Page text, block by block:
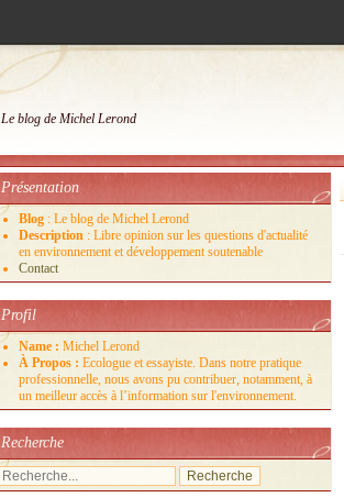
Le blog de Michel Lerond
Présentation
Blog : Le blog de Michel Lerond
Description : Libre opinion sur les questions d'actualité
en environnement et développement soutenable
Contact
Profil
Name : Michel Lerond
À Propos : Ecologue et essayiste. Dans notre pratique
professionnelle, nous avons pu contribuer, notamment, à
un meilleur accès à l’information sur l'environnement.
Recherche